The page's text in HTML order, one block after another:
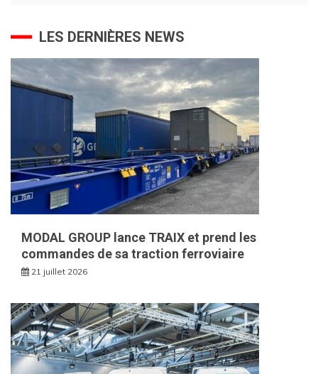
LES DERNIÈRES NEWS
MODAL GROUP lance TRAIX et prend les
commandes de sa traction ferroviaire
21 juillet 2026